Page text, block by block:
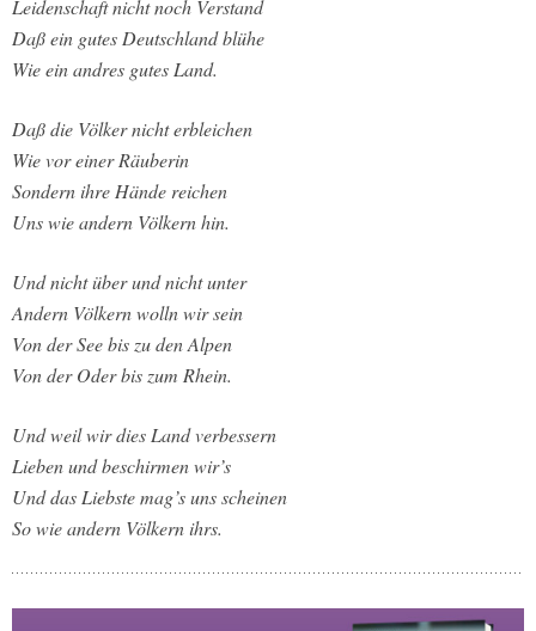
Leidenschaft nicht noch Verstand
Daß ein gutes Deutschland blühe
Wie ein andres gutes Land.
Daß die Völker nicht erbleichen
Wie vor einer Räuberin
Sondern ihre Hände reichen
Uns wie andern Völkern hin.
Und nicht über und nicht unter
Andern Völkern wolln wir sein
Von der See bis zu den Alpen
Von der Oder bis zum Rhein.
Und weil wir dies Land verbessern
Lieben und beschirmen wir’s
Und das Liebste mag’s uns scheinen
So wie andern Völkern ihrs.